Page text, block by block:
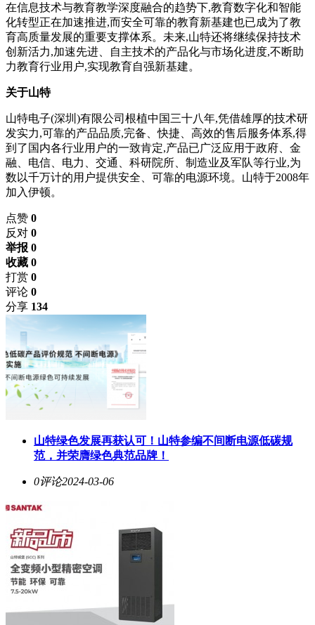
在信息技术与教育教学深度融合的趋势下,教育数字化和智能
化转型正在加速推进,而安全可靠的教育新基建也已成为了教
育高质量发展的重要支撑体系。未来,山特还将继续保持技术
创新活力,加速先进、自主技术的产品化与市场化进度,不断助
力教育行业用户,实现教育自强新基建。
关于山特
山特电子(深圳)有限公司根植中国三十八年,凭借雄厚的技术研
发实力,可靠的产品品质,完备、快捷、高效的售后服务体系,得
到了国内各行业用户的一致肯定,产品已广泛应用于政府、金
融、电信、电力、交通、科研院所、制造业及军队等行业,为
数以千万计的用户提供安全、可靠的电源环境。山特于2008年
加入伊顿。
点赞 0
反对 0
举报 0
收藏 0
打赏 0
评论 0
分享 134
​山特绿色发展再获认可！山特参编不间断电源低碳规
范，并荣膺绿色典范品牌！
0评论2024-03-06